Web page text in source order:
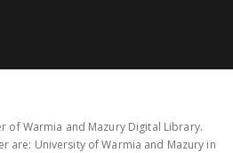
of Warmia and Mazury Digital Library.
are: University of Warmia and Mazury in